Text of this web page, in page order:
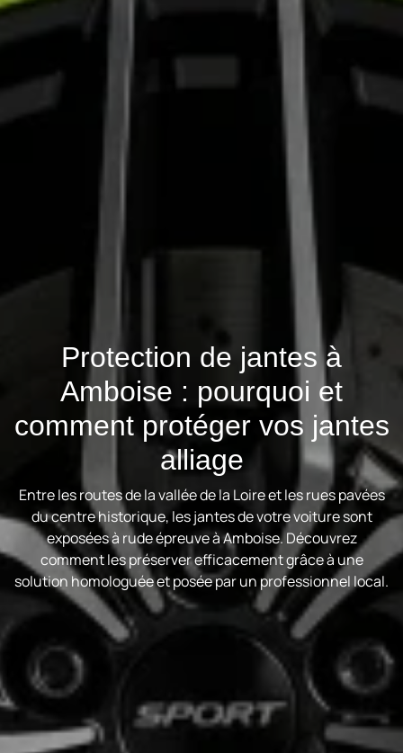
Protection de jantes à
Amboise : pourquoi et
comment protéger vos jantes
alliage
Entre les routes de la vallée de la Loire et les rues pavées
du centre historique, les jantes de votre voiture sont
exposées à rude épreuve à Amboise. Découvrez
comment les préserver efficacement grâce à une
solution homologuée et posée par un professionnel local.